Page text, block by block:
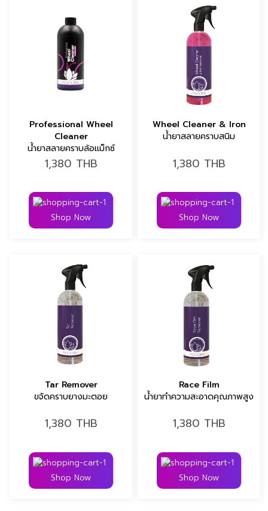
Professional Wheel
Cleaner
น้ำยาสลายคราบล้อแม็กซ์
1,380 THB
Shop Now
Wheel Cleaner & Iron
น้ำยาสลายคราบสนิม
1,380 THB
Shop Now
Tar Remover
ขจัดคราบยางมะตอย
1,380 THB
Shop Now
Race Film
น้ำยาทำความสะอาดคุณภาพสูง
1,380 THB
Shop Now